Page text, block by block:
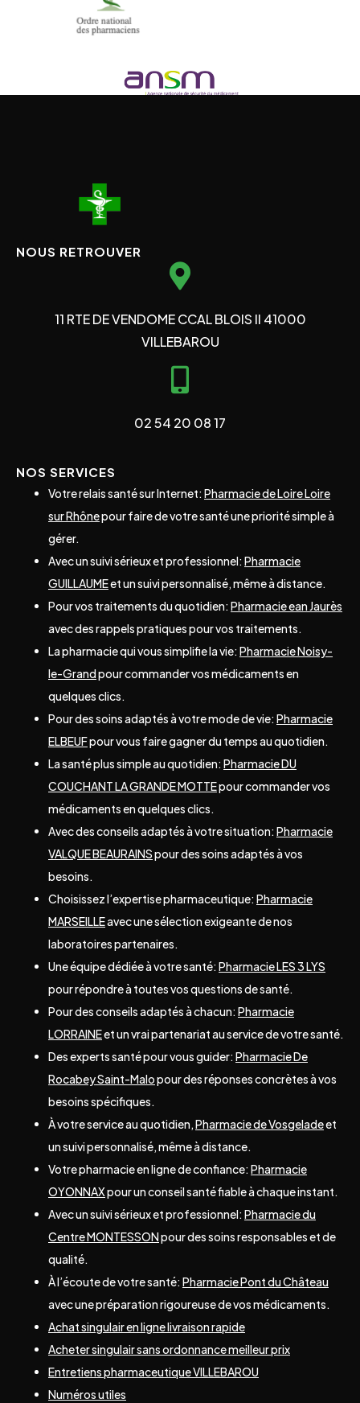
NOUS RETROUVER
11 RTE DE VENDOME CCAL BLOIS II 41000
VILLEBAROU
02 54 20 08 17
NOS SERVICES
Votre relais santé sur Internet: Pharmacie de Loire Loire
sur Rhônepour faire de votre santé une priorité simple à
gérer.
Avec un suivi sérieux et professionnel: Pharmacie
GUILLAUMEet un suivi personnalisé, même à distance.
Pour vos traitements du quotidien: Pharmacie ean Jaurès
avec des rappels pratiques pour vos traitements.
La pharmacie qui vous simplifie la vie: Pharmacie Noisy-
le-Grandpour commander vos médicaments en
quelques clics.
Pour des soins adaptés à votre mode de vie: Pharmacie
ELBEUFpour vous faire gagner du temps au quotidien.
La santé plus simple au quotidien: Pharmacie DU
COUCHANT LA GRANDE MOTTEpour commander vos
médicaments en quelques clics.
Avec des conseils adaptés à votre situation: Pharmacie
VALQUE BEAURAINSpour des soins adaptés à vos
besoins.
Choisissez l’expertise pharmaceutique: Pharmacie
MARSEILLEavec une sélection exigeante de nos
laboratoires partenaires.
Une équipe dédiée à votre santé: Pharmacie LES 3 LYS
pour répondre à toutes vos questions de santé.
Pour des conseils adaptés à chacun: Pharmacie
LORRAINEet un vrai partenariat au service de votre santé.
Des experts santé pour vous guider: Pharmacie De
Rocabey Saint-Malopour des réponses concrètes à vos
besoins spécifiques.
À votre service au quotidien,Pharmacie de Vosgeladeet
un suivi personnalisé, même à distance.
Votre pharmacie en ligne de confiance: Pharmacie
OYONNAXpour un conseil santé fiable à chaque instant.
Avec un suivi sérieux et professionnel: Pharmacie du
Centre MONTESSONpour des soins responsables et de
qualité.
À l’écoute de votre santé: Pharmacie Pont du Château
avec une préparation rigoureuse de vos médicaments.
Achat singulair en ligne livraison rapide
Acheter singulair sans ordonnance meilleur prix
Entretiens pharmaceutique VILLEBAROU
Numéros utiles